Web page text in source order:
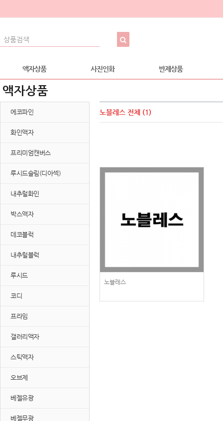
액자상품 사진인화 반제상품
액자상품
에코파인
화인액자
프리미엄캔버스
루시드슬림(디아섹)
내추럴화인
박스액자
데코블럭
내추럴블럭
루시드
코디
프라임
갤러리액자
스틱액자
오브제
베젤유광
베젤무광
노블레스 전체 (1)
노블레스